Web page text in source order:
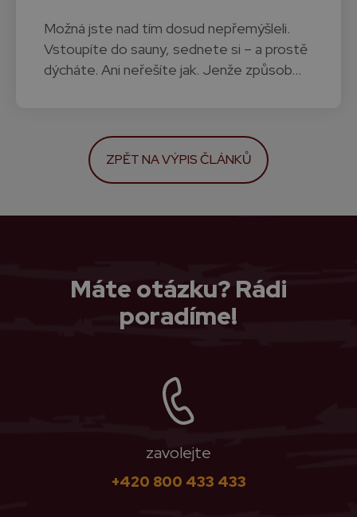
Možná jste nad tím dosud nepřemýšleli.
Vstoupíte do sauny, sednete si – a prostě
dýcháte. Ani neřešíte jak. Jenže způsob…
ZPĚT NA VÝPIS ČLÁNKŮ
Máte otázku? Rádi
poradíme!
zavolejte
+420 800 433 433